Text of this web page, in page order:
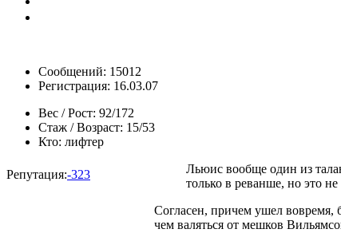
Сообщений: 15012
Регистрация: 16.03.07
Вес / Рост: 92/172
Стаж / Возраст: 15/53
Кто: лифтер
Репутация:-323
Льюис вообще один из
только в реванше, но это не
Согласен, причем ушел вовремя,
чем валяться от мешков